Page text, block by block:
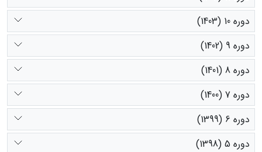
دوره 10 (1403)
دوره 9 (1402)
دوره 8 (1401)
دوره 7 (1400)
دوره 6 (1399)
دوره 5 (1398)